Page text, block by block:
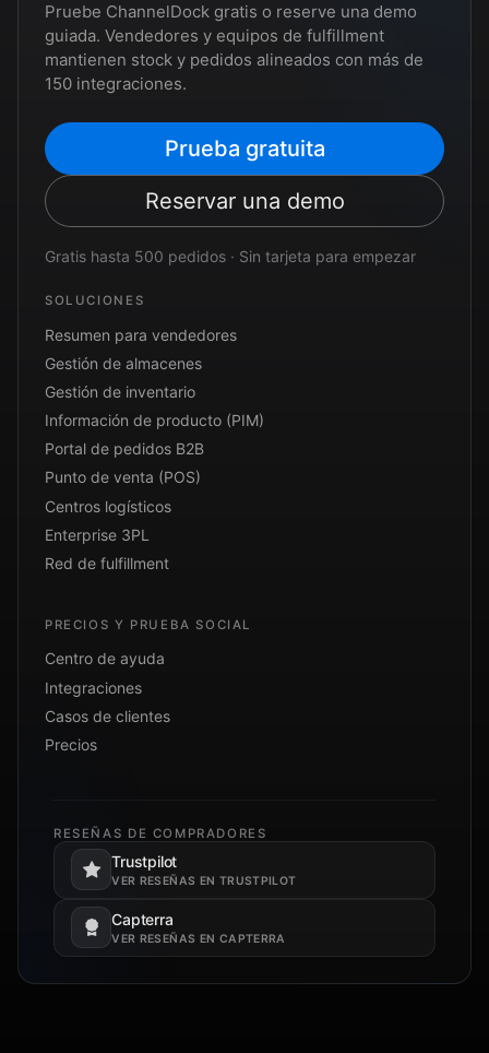
Pruebe ChannelDock gratis o reserve una demo
guiada. Vendedores y equipos de fulfillment
mantienen stock y pedidos alineados con más de
150 integraciones.
Prueba gratuita
Reservar una demo
Gratis hasta 500 pedidos · Sin tarjeta para empezar
SOLUCIONES
Resumen para vendedores
Gestión de almacenes
Gestión de inventario
Información de producto (PIM)
Portal de pedidos B2B
Punto de venta (POS)
Centros logísticos
Enterprise 3PL
Red de fulfillment
PRECIOS Y PRUEBA SOCIAL
Centro de ayuda
Integraciones
Casos de clientes
Precios
RESEÑAS DE COMPRADORES
Trustpilot
VER RESEÑAS EN TRUSTPILOT
Se abre en una pestaña nueva.
Capterra
VER RESEÑAS EN CAPTERRA
Se abre en una pestaña nueva.